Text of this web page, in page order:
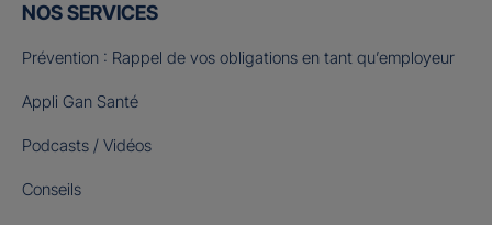
NOS SERVICES
Prévention : Rappel de vos obligations en tant qu’employeur
Appli Gan Santé
Podcasts / Vidéos
Conseils